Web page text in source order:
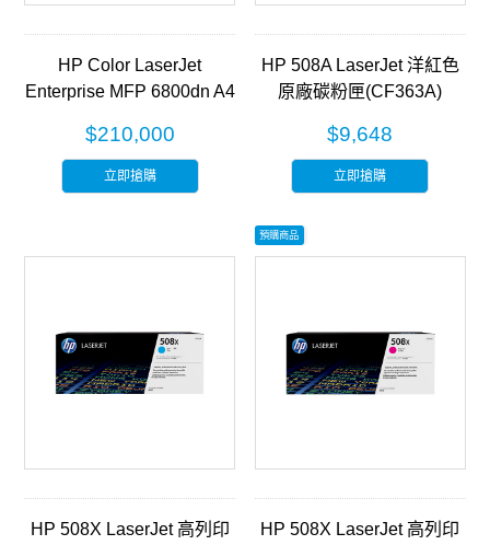
HP Color LaserJet
Enterprise MFP 6800dn A4
(6QN35A)
$210,000
立即搶購
HP 508A LaserJet 洋紅色
原廠碳粉匣(CF363A)
$9,648
立即搶購
HP 508X LaserJet 高列印
預購商品
HP 508X LaserJet 高列印